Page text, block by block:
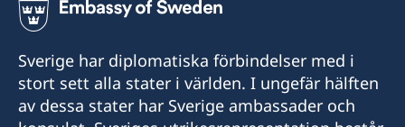
Sverige har diplomatiska förbindelser med i
stort sett alla stater i världen. I ungefär hälften
av dessa stater har Sverige ambassader och